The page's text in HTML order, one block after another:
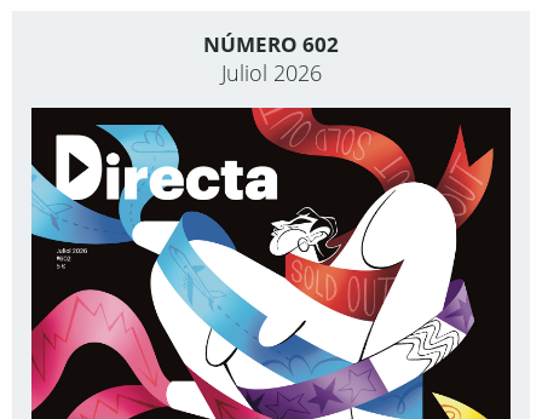
NÚMERO 602
Juliol 2026